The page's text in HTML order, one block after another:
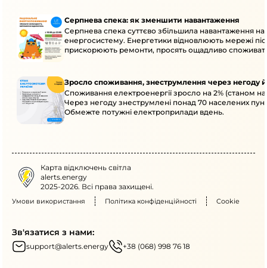
Серпнева спека: як зменшити навантаження
Серпнева спека суттєво збільшила навантаження на
енергосистему. Енергетики відновлюють мережі
прискорюють ремонти, просять ощадливо
Зросло споживання, знеструмлення через негоду
Споживання електроенергії зросло на 2% (станом на
Через негоду знеструмлені понад 70 населених
Обмежте потужні електроприлади вдень.
Карта відключень світла
alerts.energy
2025-2026. Всі права захищені.
Умови використання Політика конфіденційності Cookie
Зв'язатися з нами:
support@alerts.energy +38 (068) 998 76 18